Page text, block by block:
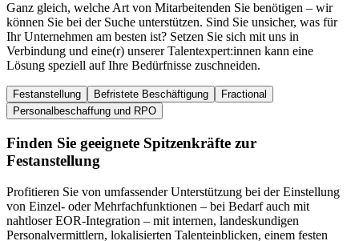
Ganz gleich, welche Art von Mitarbeitenden Sie benötigen – wir
können Sie bei der Suche unterstützen. Sind Sie unsicher, was für
Ihr Unternehmen am besten ist? Setzen Sie sich mit uns in
Verbindung und eine(r) unserer Talentexpert:innen kann eine
Lösung speziell auf Ihre Bedürfnisse zuschneiden.
Festanstellung Befristete Beschäftigung
Fractional
Personalbeschaffung und RPO
Finden Sie geeignete Spitzenkräfte zur
Festanstellung
Profitieren Sie von umfassender Unterstützung bei der Einstellung
von Einzel- oder Mehrfachfunktionen – bei Bedarf auch mit
nahtloser EOR-Integration – mit internen, landeskundigen
Personalvermittlern, lokalisierten Talenteinblicken, einem festen